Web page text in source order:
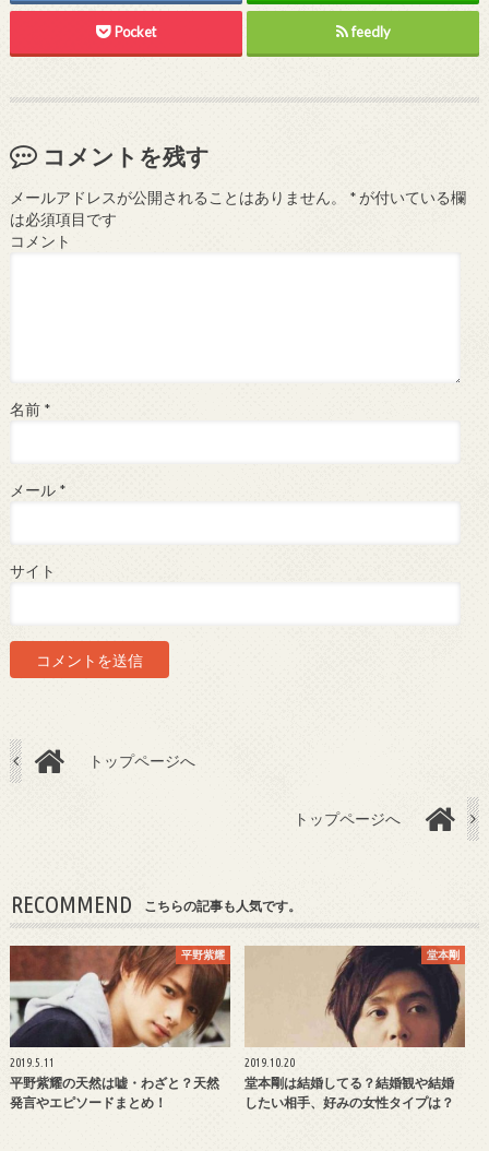
Pocket feedly
コメントを残す
メールアドレスが公開されることはありません。 *が付いている欄
は必須項目です
コメント
名前 *
メール *
サイト
トップページへ
トップページへ
RECOMMEND こちらの記事も人気です。
平野紫耀
2019.5.11
平野紫耀の天然は嘘・わざと？天然
発言やエピソードまとめ！
堂本剛
2019.10.20
堂本剛は結婚してる？結婚観や結婚
したい相手、好みの女性タイプは？